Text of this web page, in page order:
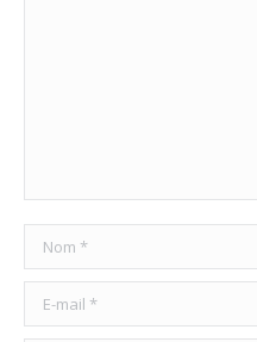
Nom *
E-mail *